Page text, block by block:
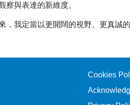
察與表達的新維度。
，我定當以更開闊的視野、更真誠
Cookies